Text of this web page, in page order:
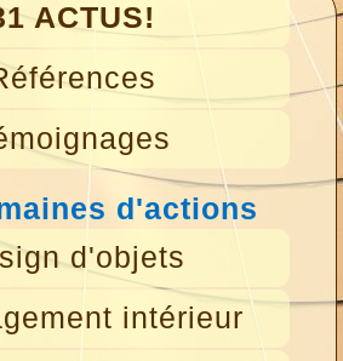
ACTUS!
d'actions
d'objets
intérieur